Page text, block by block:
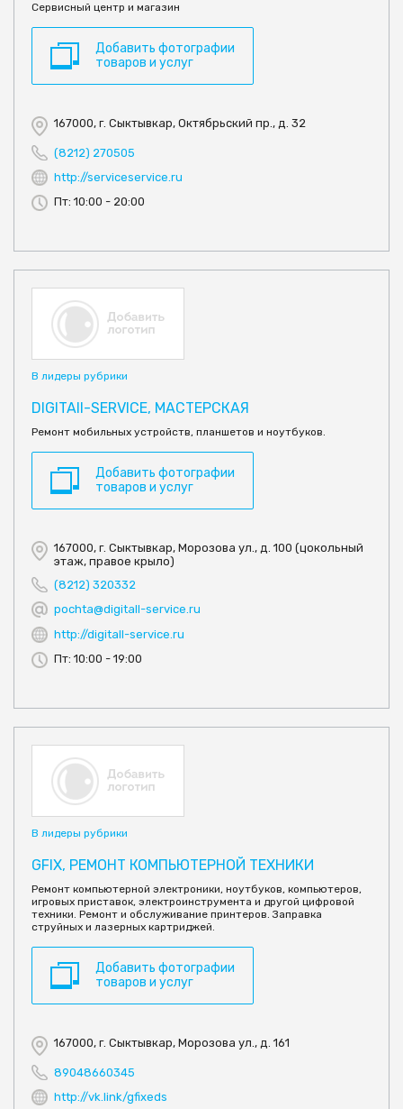
Сервисный центр и магазин
Добавить фотографии
товаров и услуг
167000, г. Сыктывкар, Октябрьский пр., д. 32
(8212) 270505
http://serviceservice.ru
Пт: 10:00 - 20:00
В лидеры рубрики
DIGITAII-SERVICE, МАСТЕРСКАЯ
Ремонт мобильных устройств, планшетов и ноутбуков.
Добавить фотографии
товаров и услуг
167000, г. Сыктывкар, Морозова ул., д. 100 (цокольный
этаж, правое крыло)
(8212) 320332
pochta@digitall-service.ru
http://digitall-service.ru
Пт: 10:00 - 19:00
В лидеры рубрики
GFIX, РЕМОНТ КОМПЬЮТЕРНОЙ ТЕХНИКИ
Ремонт компьютерной электроники, ноутбуков, компьютеров,
игровых приставок, электроинструмента и другой цифровой
техники. Ремонт и обслуживание принтеров. Заправка
струйных и лазерных картриджей.
Добавить фотографии
товаров и услуг
167000, г. Сыктывкар, Морозова ул., д. 161
89048660345
http://vk.link/gfixeds